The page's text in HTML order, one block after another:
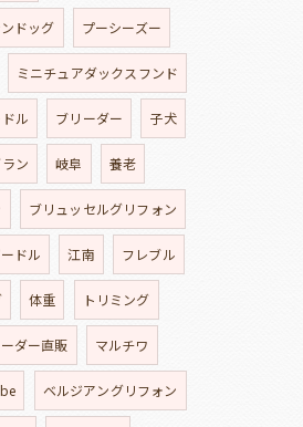
ドッグ プーシーズー
ミニチュアダックスフンド
ル ブリーダー 子犬
ン 岐阜 養老
ブリュッセルグリフォン
ドル 江南 フレブル
体重 トリミング
ダー直販 マルチワ
ベルジアングリフォン